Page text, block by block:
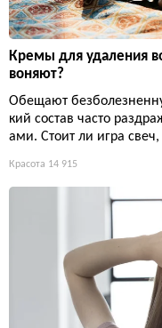
Кремы для удаления
воняют?
Обещают
кий состав часто
ами. Стоит ли игра
Красота 14 915